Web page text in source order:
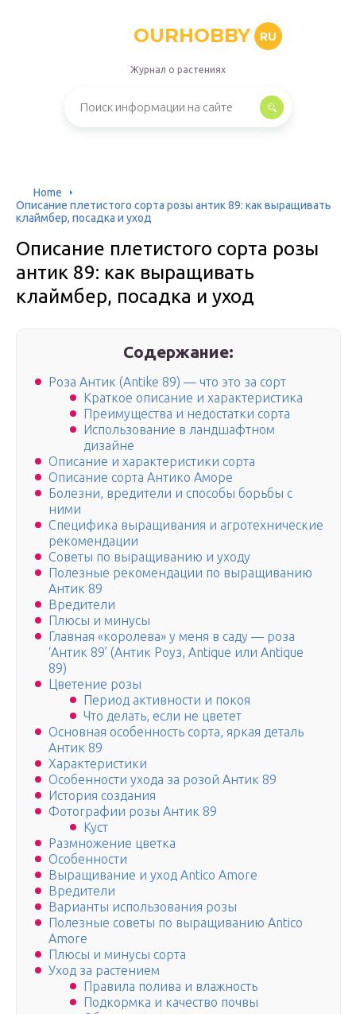
OURHOBBY RU
Журнал о растениях
Home
Описание плетистого сорта розы антик 89: как выращивать
клаймбер, посадка и уход
Описание плетистого сорта розы
антик 89: как выращивать
клаймбер, посадка и уход
Содержание:
Роза Антик (Antike 89) — что это за сорт
Краткое описание и характеристика
Преимущества и недостатки сорта
Использование в ландшафтном
дизайне
Описание и характеристики сорта
Описание сорта Антико Аморе
Болезни, вредители и способы борьбы с
ними
Специфика выращивания и агротехнические
рекомендации
Советы по выращиванию и уходу
Полезные рекомендации по выращиванию
Антик 89
Вредители
Плюсы и минусы
Главная «королева» у меня в саду — роза
‘Антик 89’ (Антик Роуз, Antique или Antique
89)
Цветение розы
Период активности и покоя
Что делать, если не цветет
Основная особенность сорта, яркая деталь
Антик 89
Характеристики
Особенности ухода за розой Антик 89
История создания
Фотографии розы Антик 89
Куст
Размножение цветка
Особенности
Выращивание и уход Antico Amore
Вредители
Варианты использования розы
Полезные советы по выращиванию Antico
Amore
Плюсы и минусы сорта
Уход за растением
Правила полива и влажность
Подкормка и качество почвы